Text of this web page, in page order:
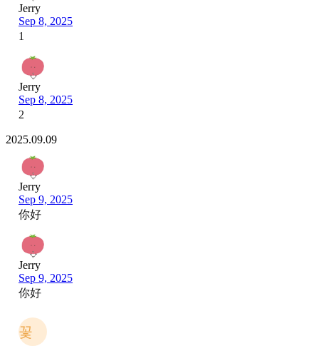
Jerry
Sep 8, 2025
1
Jerry
Sep 8, 2025
2
2025.09.09
Jerry
Sep 9, 2025
你好
Jerry
Sep 9, 2025
你好
꽃